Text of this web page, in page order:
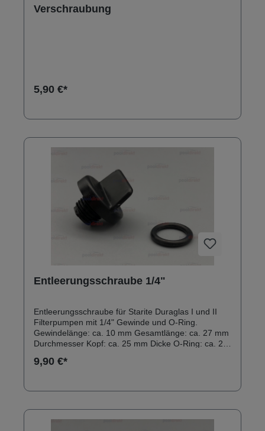
Verschraubung
5,90 €*
Entleerungsschraube 1/4"
Entleerungsschraube für Starite Duraglas I und II
Filterpumpen mit 1/4" Gewinde und O-Ring.
Gewindelänge: ca. 10 mm Gesamtlänge: ca. 27 mm
Durchmesser Kopf: ca. 25 mm Dicke O-Ring: ca. 2,5
9,90 €*